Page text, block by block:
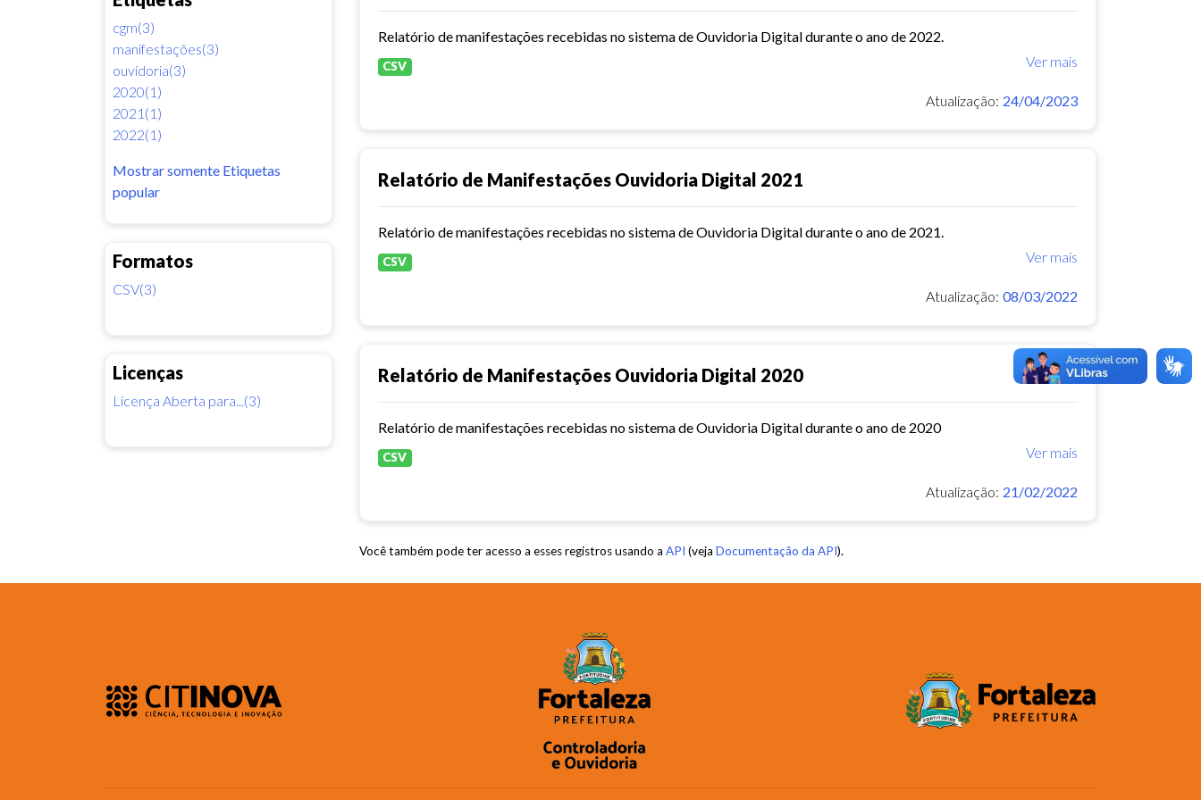
cgm(3)
manifestações(3)
ouvidoria(3)
2020(1)
2021(1)
2022(1)
Mostrar somente Etiquetas
popular
Formatos
CSV(3)
Licenças
Licença Aberta para...(3)
Relatório de manifestações recebidas no sistema de Ouvidoria Digital durante o ano de 2022.
Ver mais
CSV
Atualização: 24/04/2023
Relatório de Manifestações Ouvidoria Digital 2021
Relatório de manifestações recebidas no sistema de Ouvidoria Digital durante o ano de 2021.
Ver mais
CSV
Atualização: 08/03/2022
Relatório de Manifestações Ouvidoria Digital 2020
Relatório de manifestações recebidas no sistema de Ouvidoria Digital durante o ano de 2020
Ver mais
CSV
Atualização: 21/02/2022
Você também pode ter acesso a esses registros usando a API (veja Documentação da API).